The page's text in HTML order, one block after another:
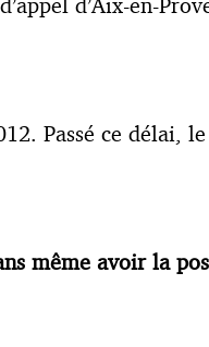
Passé ce délai,
même avoir la